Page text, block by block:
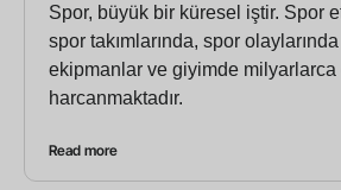
Spor, büyük bir küresel iştir. Spor
spor takımlarında, spor
ekipmanlar ve giyimde milyarlarca
harcanmaktadır.
Read more